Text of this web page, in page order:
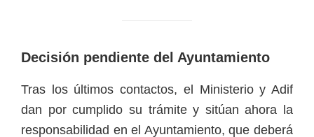
Decisión pendiente del Ayuntamiento
Tras los últimos contactos, el Ministerio y Adif
dan por cumplido su trámite y sitúan ahora la
responsabilidad en el Ayuntamiento, que deberá